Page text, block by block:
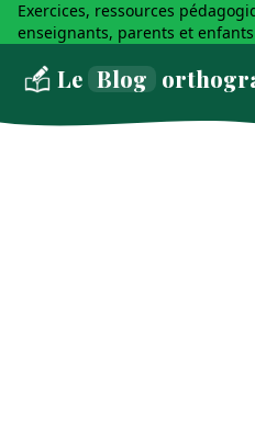
Exercices, ressources
enseignants, parents et
Le Blog